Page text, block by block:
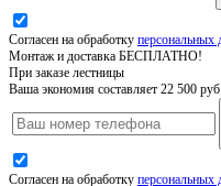
Согласен на обработку персональных
Монтаж и доставка БЕСПЛАТНО!
При заказе лестницы
Ваша экономия составляет 22 500 руб
Согласен на обработку персональных